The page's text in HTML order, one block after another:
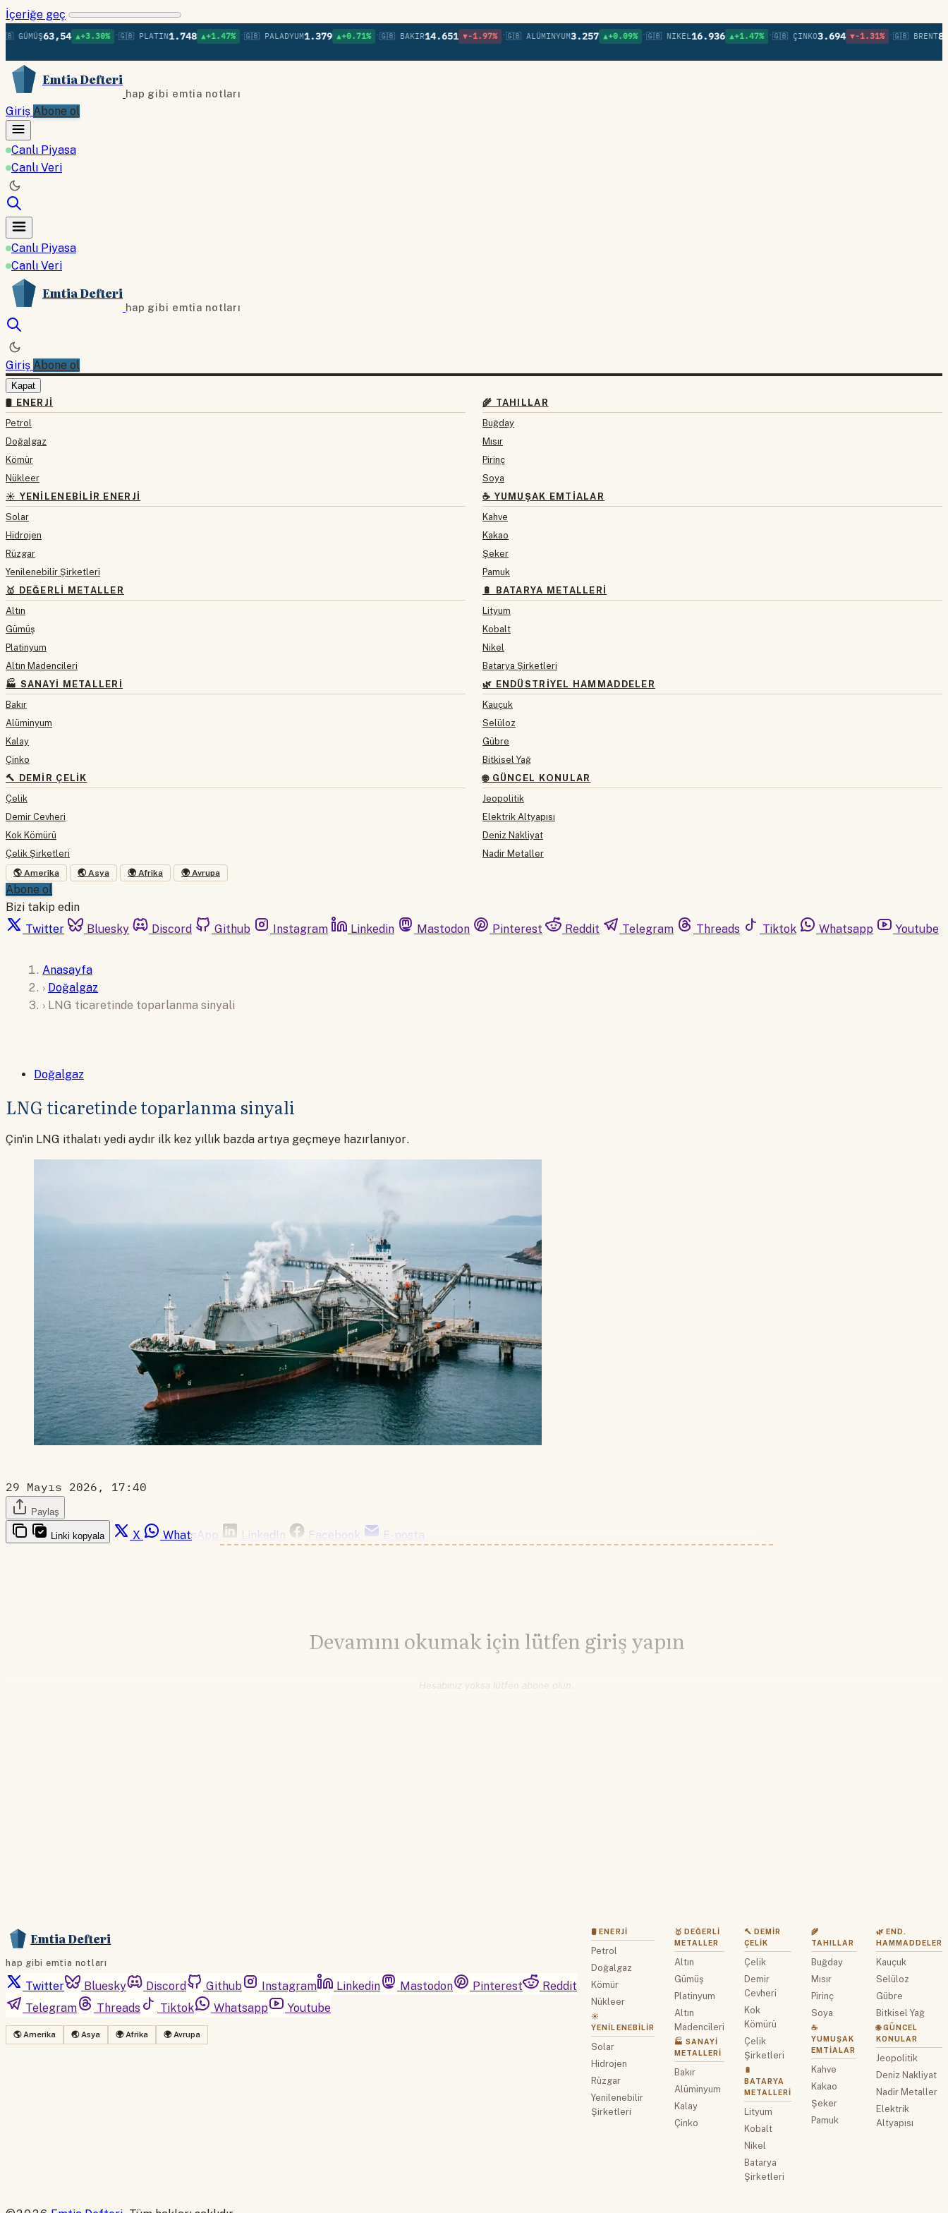
İçeriğe geç
63,54 ▲+3.30% •🇬🇧 PLATIN1.748 ▲+1.47% •🇬🇧 PALADYUM1.379 ▲+0.71% •🇬🇧 BAKIR14.651 ▼-1.97% •🇬🇧 ALÜMINYUM3.257 ▲+0.09% •🇬🇧 NIKEL16.936 ▲+1.47% •🇬🇧 ÇINKO3.694 ▼-1.31% •🇬🇧 BRENT82,23
Emtia Defteri
hap gibi emtia notları
Giriş Abone ol
Canlı Piyasa
Canlı Veri
Canlı Piyasa
Canlı Veri
Emtia Defteri
hap gibi emtia notları
Giriş Abone ol
Kapat
🛢 ENERJI
Petrol
Doğalgaz
Kömür
Nükleer
☀️ YENILENEBILIR ENERJI
Solar
Hidrojen
Rüzgar
Yenilenebilir Şirketleri
🥇 DEĞERLI METALLER
Altın
Gümüş
Platinyum
Altın Madencileri
🏭 SANAYI METALLERI
Bakır
Alüminyum
Kalay
Çinko
🔨 DEMIR ÇELIK
Çelik
Demir Cevheri
Kok Kömürü
Çelik Şirketleri
🌾 TAHILLAR
Buğday
Mısır
Pirinç
Soya
☕ YUMUŞAK EMTIALAR
Kahve
Kakao
Şeker
Pamuk
🔋 BATARYA METALLERI
Lityum
Kobalt
Nikel
Batarya Şirketleri
🌿 ENDÜSTRIYEL HAMMADDELER
Kauçuk
Selüloz
Gübre
Bitkisel Yağ
🌐 GÜNCEL KONULAR
Jeopolitik
Elektrik Altyapısı
Deniz Nakliyat
Nadir Metaller
🌎 Amerika 🌏 Asya 🌍 Afrika 🌍 Avrupa
Abone ol
Bizi takip edin
Twitter
Bluesky Discord Github Instagram Linkedin Mastodon Pinterest Reddit Telegram Threads Tiktok Whatsapp Youtube
Anasayfa
› Doğalgaz
› LNG ticaretinde toparlanma sinyali
Doğalgaz
LNG ticaretinde toparlanma sinyali
Çin'in LNG ithalatı yedi aydır ilk kez yıllık bazda artıya geçmeye hazırlanıyor.
29 Mayıs 2026, 17:40
Paylaş
Linki kopyala X WhatsApp LinkedIn Facebook E-posta
Devamını okumak için lütfen giriş yapın
Hesabınız yoksa lütfen abone olun.
Emtia Defteri
hap gibi emtia notları
Twitter Bluesky Discord Github Instagram Linkedin Mastodon Pinterest
Reddit
Telegram
Threads Tiktok Whatsapp Youtube
🌎 Amerika 🌏 Asya 🌍 Afrika 🌍 Avrupa
🛢 ENERJI
Petrol
Doğalgaz
Kömür
Nükleer
☀️
YENILENEBILIR
Solar
Hidrojen
Rüzgar
Yenilenebilir
Şirketleri
🥇 DEĞERLI
METALLER
Altın
Gümüş
Platinyum
Altın
Madencileri
🏭 SANAYI
METALLERI
Bakır
Alüminyum
Kalay
Çinko
🔨 DEMIR
ÇELIK
Çelik
Demir
Cevheri
Kok
Kömürü
Çelik
Şirketleri
🔋
BATARYA
METALLERI
Lityum
Kobalt
Nikel
Batarya
Şirketleri
🌾
TAHILLAR
Buğday
Mısır
Pirinç
Soya
☕
YUMUŞAK
EMTIALAR
Kahve
Kakao
Şeker
Pamuk
🌿 END.
HAMMADDELER
Kauçuk
Selüloz
Gübre
Bitkisel Yağ
🌐 GÜNCEL
KONULAR
Jeopolitik
Deniz Nakliyat
Nadir Metaller
Elektrik
Altyapısı